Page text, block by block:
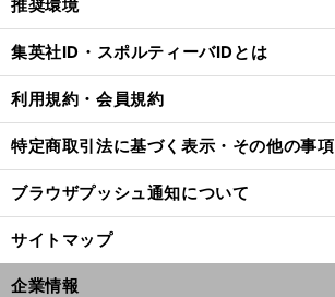
・
。
推奨環境
集英社ID・スポルティーバIDとは
利用規約・会員規約
特定商取引法に基づく表示・その他の事項
ブラウザプッシュ通知について
サイトマップ
企業情報